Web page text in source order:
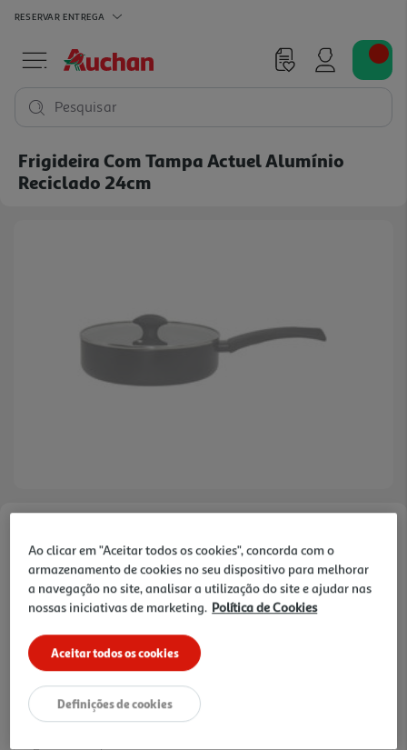
RESERVAR ENTREGA
Pesquisar
Frigideira Com Tampa Actuel Alumínio
Reciclado 24cm
Ref. / EAN:3665257669010
18.99 €/un
18,99 €
Notas de preparação
Ao clicar em "Aceitar todos os cookies", concorda com o
armazenamento de cookies no seu dispositivo para melhorar
a navegação no site, analisar a utilização do site e ajudar nas
nossas iniciativas de marketing. Política de Cookies
Aceitar todos os cookies
Definições de cookies